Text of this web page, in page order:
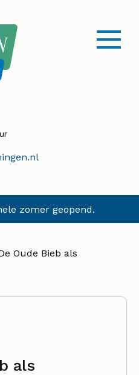
menu
openen
zomer geopend.
Oude Bieb als
als